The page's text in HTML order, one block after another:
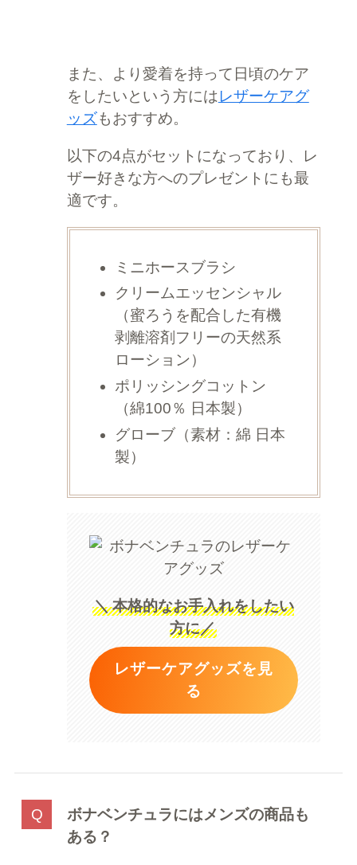
また、より愛着を持って日頃のケア
をしたいという方にはレザーケアグ
ッズもおすすめ。
以下の4点がセットになっており、レ
ザー好きな方へのプレゼントにも最
適です。
ミニホースブラシ
クリームエッセンシャル
（蜜ろうを配合した有機
剥離溶剤フリーの天然系
ローション）
ポリッシングコットン
（綿100％ 日本製）
グローブ（素材：綿 日本
製）
＼本格的なお手入れをしたい
方に／
レザーケアグッズを見
る
ボナベンチュラにはメンズの商品も
ある？